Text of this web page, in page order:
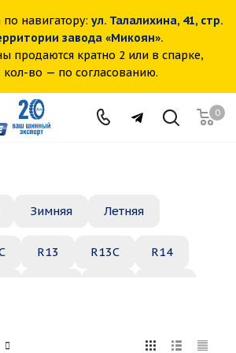
навигатору: ул. Талалихина, 41, стр.
завода «Микоян».
продаются кратно 2 или в спарке,
кол-во — по согласованию.
0
Зимняя Летняя
R13 R13C R14